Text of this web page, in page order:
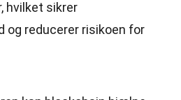
hvilket sikrer
og reducerer risikoen for